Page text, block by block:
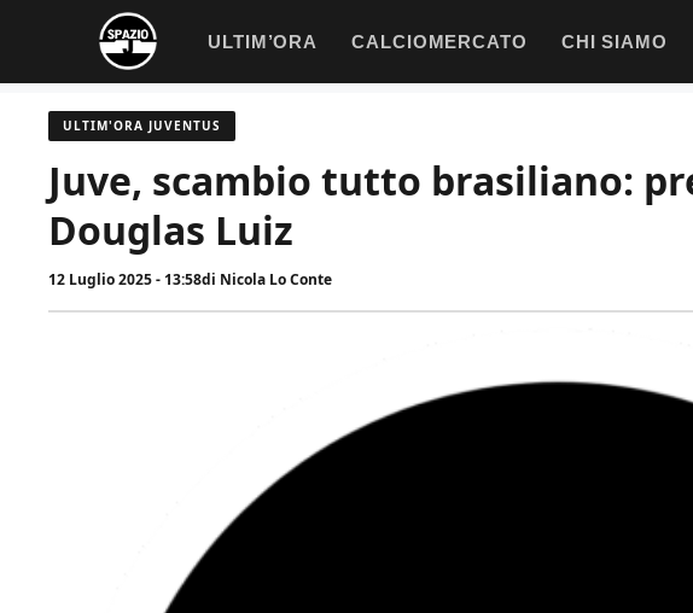
contenuto
ULTIM’ORA CALCIOMERCATO CHI SIAMO
ULTIM'ORA JUVENTUS
Juve, scambio tutto brasiliano:
Douglas Luiz
12 Luglio 2025 - 13:58di Nicola Lo Conte